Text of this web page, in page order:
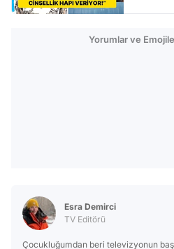
Yorumlar ve
Esra Demirci
TV Editörü
Çocukluğumdan beri televizyonun